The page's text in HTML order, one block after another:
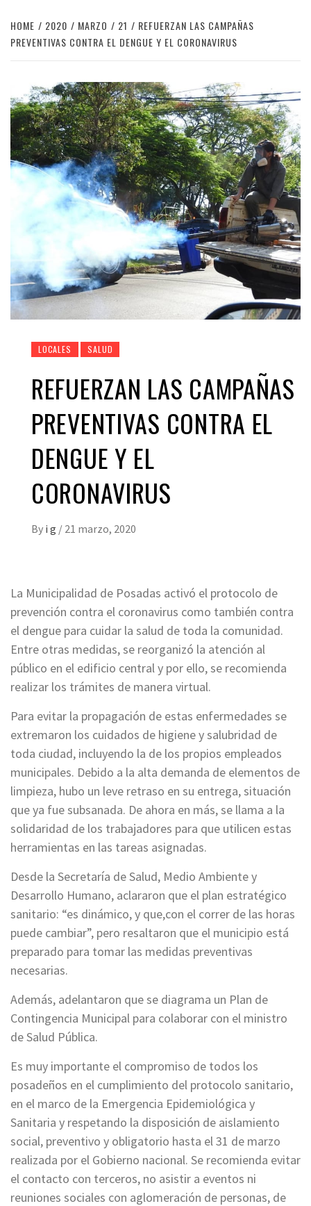
HOME 2020 MARZO 21
REFUERZAN LAS CAMPAÑAS
PREVENTIVAS CONTRA EL DENGUE Y EL CORONAVIRUS
LOCALES SALUD
REFUERZAN LAS CAMPAÑAS
PREVENTIVAS CONTRA EL
DENGUE Y EL
CORONAVIRUS
By i g / 21 marzo, 2020
La Municipalidad de Posadas activó el protocolo de
prevención contra el coronavirus como también contra
el dengue para cuidar la salud de toda la comunidad.
Entre otras medidas, se reorganizó la atención al
público en el edificio central y por ello, se recomienda
realizar los trámites de manera virtual.
Para evitar la propagación de estas enfermedades se
extremaron los cuidados de higiene y salubridad de
toda ciudad, incluyendo la de los propios empleados
municipales. Debido a la alta demanda de elementos de
limpieza, hubo un leve retraso en su entrega, situación
que ya fue subsanada. De ahora en más, se llama a la
solidaridad de los trabajadores para que utilicen estas
herramientas en las tareas asignadas.
Desde la Secretaría de Salud, Medio Ambiente y
Desarrollo Humano, aclararon que el plan estratégico
sanitario: “es dinámico, y que,con el correr de las horas
puede cambiar”, pero resaltaron que el municipio está
preparado para tomar las medidas preventivas
necesarias.
Además, adelantaron que se diagrama un Plan de
Contingencia Municipal para colaborar con el ministro
de Salud Pública.
Es muy importante el compromiso de todos los
posadeños en el cumplimiento del protocolo sanitario,
en el marco de la Emergencia Epidemiológica y
Sanitaria y respetando la disposición de aislamiento
social, preventivo y obligatorio hasta el 31 de marzo
realizada por el Gobierno nacional. Se recomienda evitar
el contacto con terceros, no asistir a eventos ni
reuniones sociales con aglomeración de personas, de